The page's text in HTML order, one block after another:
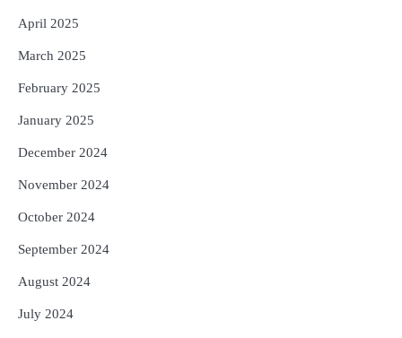
April 2025
March 2025
February 2025
January 2025
December 2024
November 2024
October 2024
September 2024
August 2024
July 2024